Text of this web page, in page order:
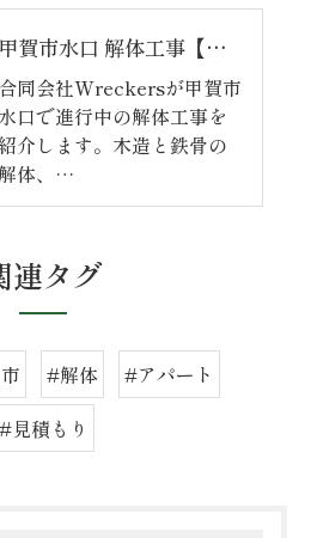
甲賀市水口 解体工事【完】
合同会社Wreckersが甲賀市
水口で進行中の解体工事を
介します。木造と鉄骨の
解体、…
連タグ
#解体
#アパート
#見積もり